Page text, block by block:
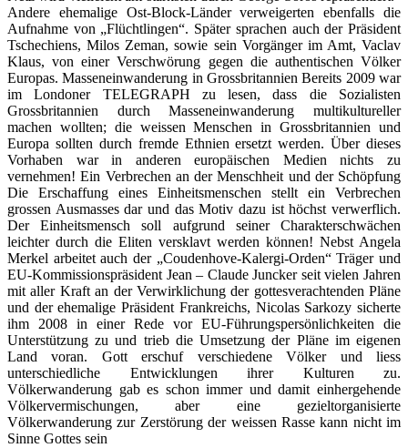
Andere ehemalige Ost-Block-Länder verweigerten ebenfalls die
Aufnahme von „Flüchtlingen“. Später sprachen auch der Präsident
Tschechiens, Milos Zeman, sowie sein Vorgänger im Amt, Vaclav
Klaus, von einer Verschwörung gegen die authentischen Völker
Europas. Masseneinwanderung in Grossbritannien Bereits 2009 war
im Londoner TELEGRAPH zu lesen, dass die Sozialisten
Grossbritannien durch Masseneinwanderung multikultureller
machen wollten; die weissen Menschen in Grossbritannien und
Europa sollten durch fremde Ethnien ersetzt werden. Über dieses
Vorhaben war in anderen europäischen Medien nichts zu
vernehmen! Ein Verbrechen an der Menschheit und der Schöpfung
Die Erschaffung eines Einheitsmenschen stellt ein Verbrechen
grossen Ausmasses dar und das Motiv dazu ist höchst verwerflich.
Der Einheitsmensch soll aufgrund seiner Charakterschwächen
leichter durch die Eliten versklavt werden können! Nebst Angela
Merkel arbeitet auch der „Coudenhove-Kalergi-Orden“ Träger und
EU-Kommissionspräsident Jean – Claude Juncker seit vielen Jahren
mit aller Kraft an der Verwirklichung der gottesverachtenden Pläne
und der ehemalige Präsident Frankreichs, Nicolas Sarkozy sicherte
ihm 2008 in einer Rede vor EU-Führungspersönlichkeiten die
Unterstützung zu und trieb die Umsetzung der Pläne im eigenen
Land voran. Gott erschuf verschiedene Völker und liess
unterschiedliche Entwicklungen ihrer Kulturen zu.
Völkerwanderung gab es schon immer und damit einhergehende
Völkervermischungen, aber eine gezieltorganisierte
Völkerwanderung zur Zerstörung der weissen Rasse kann nicht im
Sinne Gottes sein